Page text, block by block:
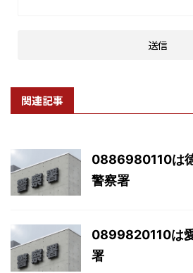
関連記事
0886980110は
警察署
0899820110は
署